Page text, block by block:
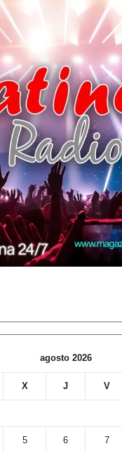
agosto 2026
X J V
5 6 7